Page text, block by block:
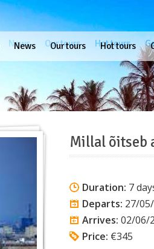
News
News Our tours
Our tours Hot tours
Hot tours
Millal õitseb
Duration: 7
Departs: 27/
Arrives: 02/06/
Price: €345